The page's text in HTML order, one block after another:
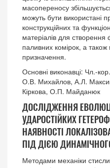
масопереносу
можуть бути використані
конструкційних та
матеріалів для створення
паливних комірок, а також
призначення.
Основні виконавці: Чл.-
О.В. Михайлов, А.Л.
Кіркова, О.П. Майданюк
ДОСЛІДЖЕННЯ
УДАРОСТІЙКИХ
НАЯВНОСТІ
ПІД ДІЄЮ
Методами механіки